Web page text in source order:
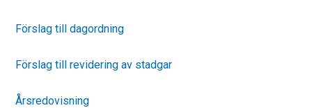
Förslag till dagordning
Förslag till revidering av stadgar
Årsredovisning